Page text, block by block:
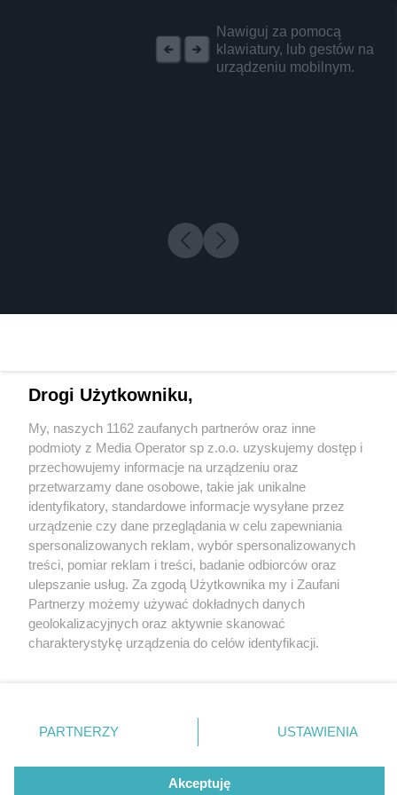
Nawiguj za pomocą
klawiatury, lub gestów na
urządzeniu mobilnym.
4 / 0
Wydawca mediów lokalnych
Nie zapomnij
zapoznać się z:
polityką prywatności regulamin korzystania z portali
Twojemiasto
Piekary Śląskie
Chorzów
Tarnowskie Góry
Gliwice
Skontakuj sięz nami
Kontakt
Wydawca
Redakcja
Drogi Użytkowniku,
My, naszych 1162 zaufanych partnerów oraz inne
podmioty z Media Operator sp z.o.o. uzyskujemy dostęp i
przechowujemy informacje na urządzeniu oraz
przetwarzamy dane osobowe, takie jak unikalne
identyfikatory, standardowe informacje wysyłane przez
urządzenie czy dane przeglądania w celu zapewniania
spersonalizowanych reklam, wybór spersonalizowanych
treści, pomiar reklam i treści, badanie odbiorców oraz
ulepszanie usług. Za zgodą Użytkownika my i Zaufani
Partnerzy możemy używać dokładnych danych
geolokalizacyjnych oraz aktywnie skanować
charakterystykę urządzenia do celów identyfikacji.
zmienić/wycofać klikając przycisk ustawień prywatności
znajdujący się w lewym dolnym rogu strony
rodzaje przetwarzania danych nie wymagają zgody
użytkownika, ale masz prawo sprzeciwić się takiemu
PARTNERZY USTAWIENIA
Akceptuję